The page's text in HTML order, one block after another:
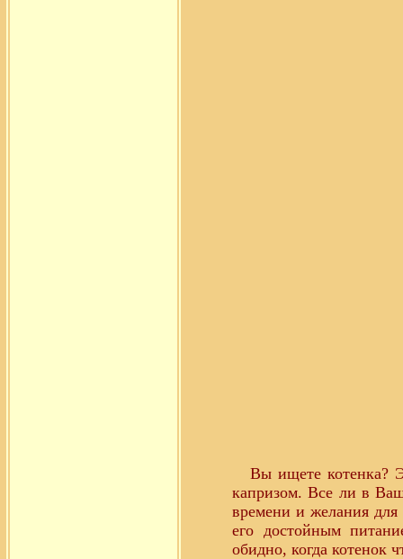
Вы ищете котенка?
капризом. Все ли в
времени и желания
его достойным
обидно, когда котенок